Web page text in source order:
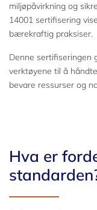
miljøpåvirkning og
14001 sertifisering
bærekraftig praksiser.
Denne sertifiseringen
verktøyene til å
bevare ressurser og
Hva er